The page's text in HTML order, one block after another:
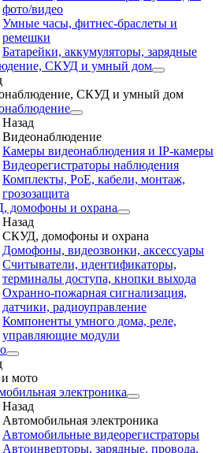
фото/видео
Умные часы, фитнес-браслеты и
ремешки
Батарейки, аккумуляторы, зарядные
СКУД и умный дом
СКУД и умный дом
Назад
Видеонаблюдение
Камеры видеонаблюдения и IP-камеры
Видеорегистраторы наблюдения
Комплекты, PoE, кабели, монтаж,
грозозащита
домофоны и охрана
Назад
СКУД, домофоны и охрана
Домофоны, видеозвонки, аксессуары
Считыватели, идентификаторы,
терминалы доступа, кнопки выхода
Охранно-пожарная сигнализация,
датчики, радиоуправление
Компоненты умного дома, реле,
управляющие модули
мото
электроника
Назад
Автомобильная электроника
Автомобильные видеорегистраторы
Автоинверторы, зарядные, провода,